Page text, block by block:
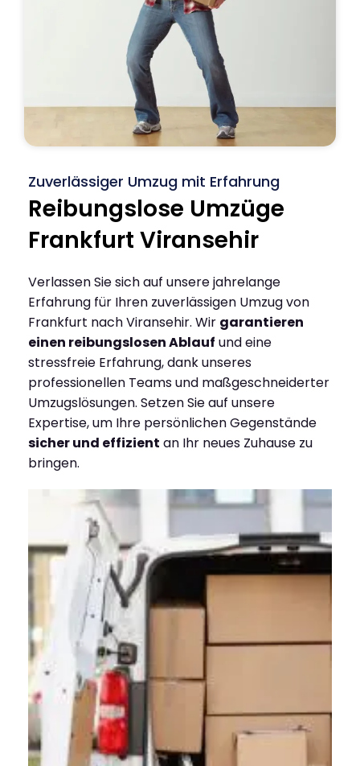
Zuverlässiger Umzug mit Erfahrung
Reibungslose Umzüge
Frankfurt Viransehir
Verlassen Sie sich auf unsere jahrelange
Erfahrung für Ihren zuverlässigen Umzug von
Frankfurt nach Viransehir. Wir garantieren
einen reibungslosen Ablauf und eine
stressfreie Erfahrung, dank unseres
professionellen Teams und maßgeschneiderter
Umzugslösungen. Setzen Sie auf unsere
Expertise, um Ihre persönlichen Gegenstände
sicher und effizient an Ihr neues Zuhause zu
bringen.